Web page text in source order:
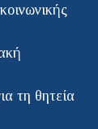
τη θητεία